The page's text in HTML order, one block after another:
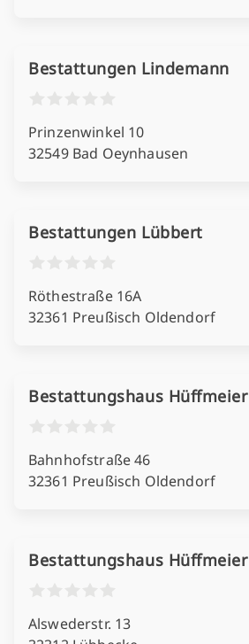
Bestattungen Lindemann
Prinzenwinkel 10
32549 Bad Oeynhausen
Bestattungen Lübbert
Röthestraße 16A
32361 Preußisch Oldendorf
Bestattungshaus Hüffmeier
Bahnhofstraße 46
32361 Preußisch Oldendorf
Bestattungshaus Hüffmeier
Alswederstr. 13